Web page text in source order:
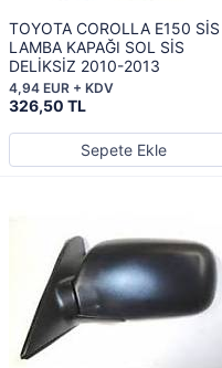
TOYOTA COROLLA E150 SİS
LAMBA KAPAĞI SOL SİS
DELİKSİZ 2010-2013
326,50 TL
4,94 EUR + KDV
Sepete Ekle